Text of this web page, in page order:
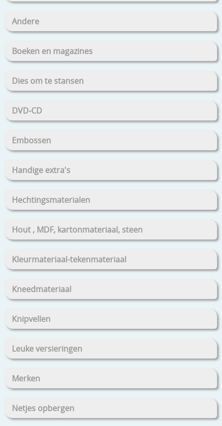
Andere
Boeken en magazines
Dies om te stansen
DVD-CD
Embossen
Handige extra's
Hechtingsmaterialen
Hout , MDF, kartonmateriaal, steen
Kleurmateriaal-tekenmateriaal
Kneedmateriaal
Knipvellen
Leuke versieringen
Merken
Netjes opbergen